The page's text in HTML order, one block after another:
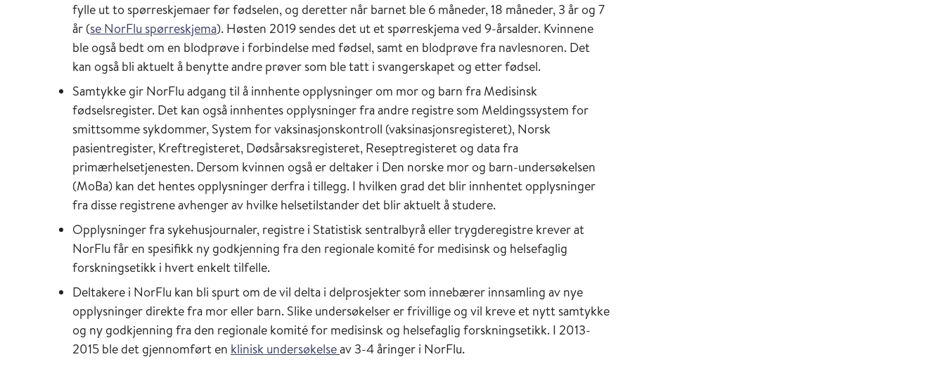
fylle ut to spørreskjemaer før fødselen, og deretter når barnet ble 6 måneder, 18 måneder, 3 år og 7
år (se NorFlu spørreskjema). Høsten 2019 sendes det ut et spørreskjema ved 9-årsalder. Kvinnene
ble også bedt om en blodprøve i forbindelse med fødsel, samt en blodprøve fra navlesnoren. Det
kan også bli aktuelt å benytte andre prøver som ble tatt i svangerskapet og etter fødsel.
Samtykke gir NorFlu adgang til å innhente opplysninger om mor og barn fra Medisinsk
fødselsregister. Det kan også innhentes opplysninger fra andre registre som Meldingssystem for
smittsomme sykdommer, System for vaksinasjonskontroll (vaksinasjonsregisteret), Norsk
pasientregister, Kreftregisteret, Dødsårsaksregisteret, Reseptregisteret og data fra
primærhelsetjenesten. Dersom kvinnen også er deltaker i Den norske mor og barn-undersøkelsen
(MoBa) kan det hentes opplysninger derfra i tillegg. I hvilken grad det blir innhentet opplysninger
fra disse registrene avhenger av hvilke helsetilstander det blir aktuelt å studere.
Opplysninger fra sykehusjournaler, registre i Statistisk sentralbyrå eller trygderegistre krever at
NorFlu får en spesifikk ny godkjenning fra den regionale komité for medisinsk og helsefaglig
forskningsetikk i hvert enkelt tilfelle.
Deltakere i NorFlu kan bli spurt om de vil delta i delprosjekter som innebærer innsamling av nye
opplysninger direkte fra mor eller barn. Slike undersøkelser er frivillige og vil kreve et nytt samtykke
og ny godkjenning fra den regionale komité for medisinsk og helsefaglig forskningsetikk. I 2013-
2015 ble det gjennomført en klinisk undersøkelseav 3-4 åringer i NorFlu.